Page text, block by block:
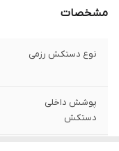
مشخصات
نوع دستکش رزمی
پوشش داخلی
دستکش